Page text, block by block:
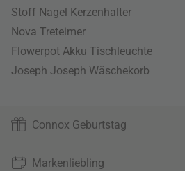
Stoff Nagel Kerzenhalter
Nova Treteimer
Flowerpot Akku Tischleuchte
Joseph Joseph Wäschekorb
Connox Geburtstag
Markenliebling